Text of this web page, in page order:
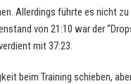
Allerdings führte es nicht
von 21:10 war der
mit 37:23.
beim Training schieben,